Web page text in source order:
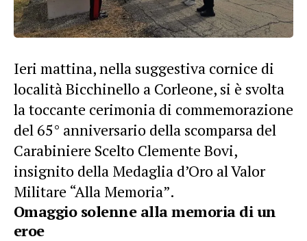
Ieri mattina, nella suggestiva cornice di
località Bicchinello a Corleone, si è svolta
la toccante cerimonia di commemorazione
del 65° anniversario della scomparsa del
Carabiniere Scelto Clemente Bovi,
insignito della Medaglia d’Oro al Valor
Militare “Alla Memoria”.
Omaggio solenne alla memoria di un
eroe